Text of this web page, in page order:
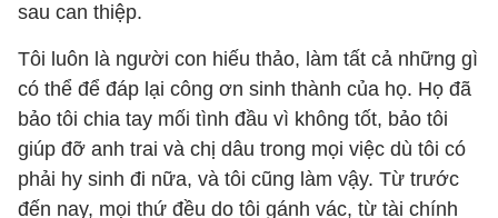
sau can thiệp.
Tôi luôn là người con hiếu thảo, làm tất cả những gì
có thể để đáp lại công ơn sinh thành của họ. Họ đã
bảo tôi chia tay mối tình đầu vì không tốt, bảo tôi
giúp đỡ anh trai và chị dâu trong mọi việc dù tôi có
phải hy sinh đi nữa, và tôi cũng làm vậy. Từ trước
đến nay, mọi thứ đều do tôi gánh vác, từ tài chính